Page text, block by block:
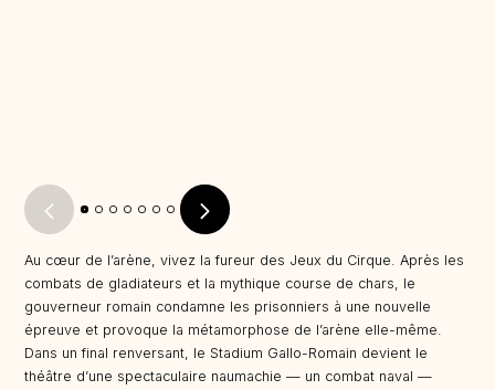
Au cœur de l’arène, vivez la fureur des Jeux du Cirque. Après les
combats de gladiateurs et la mythique course de chars, le
gouverneur romain condamne les prisonniers à une nouvelle
épreuve et provoque la métamorphose de l’arène elle-même.
Dans un final renversant, le Stadium Gallo-Romain devient le
théâtre d’une spectaculaire naumachie — un combat naval —